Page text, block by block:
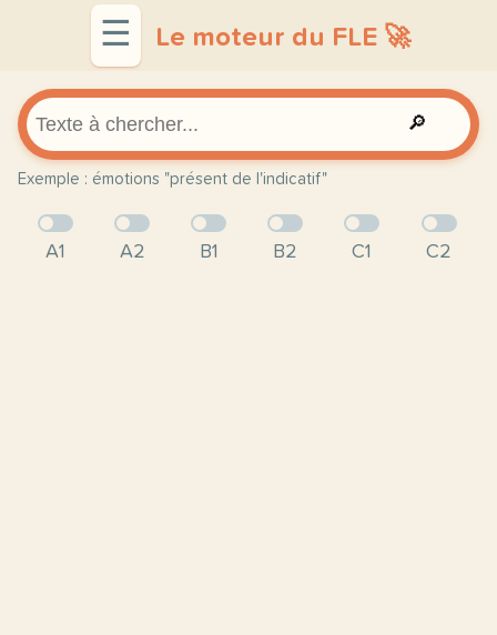
☰ Le moteur du FLE 🚀
🔎
Exemple : émotions "présent de l'indicatif"
A1 A2 B1 B2 C1 C2